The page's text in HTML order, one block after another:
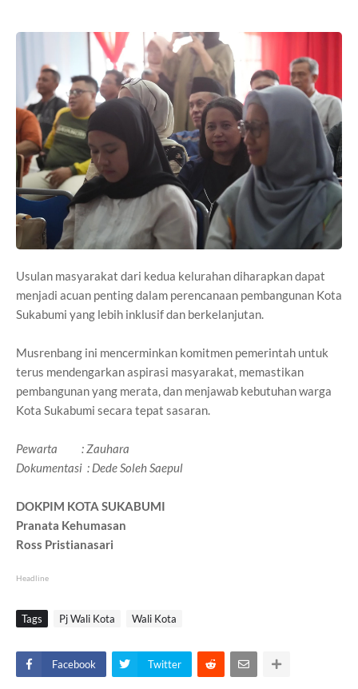
Usulan masyarakat dari kedua kelurahan diharapkan dapat
menjadi acuan penting dalam perencanaan pembangunan Kota
Sukabumi yang lebih inklusif dan berkelanjutan.
Musrenbang ini mencerminkan komitmen pemerintah untuk
terus mendengarkan aspirasi masyarakat, memastikan
pembangunan yang merata, dan menjawab kebutuhan warga
Kota Sukabumi secara tepat sasaran.
Pewarta : Zauhara
Dokumentasi : Dede Soleh Saepul
DOKPIM KOTA SUKABUMI
Pranata Kehumasan
Ross Pristianasari
Headline
Tags Pj Wali Kota Wali Kota
Facebook Twitter